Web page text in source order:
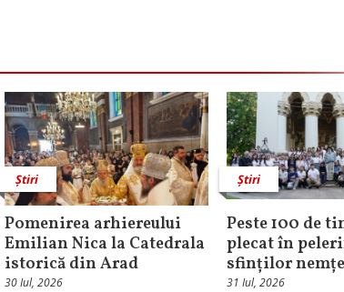
Știri
Pomenirea arhiereului
Emilian Nica la Catedrala
istorică din Arad
30 Iul, 2026
Știri
Peste 100 de
plecat în
sfinților
31 Iul, 2026